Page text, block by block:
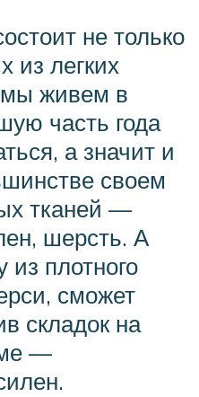
не только
из легких
мы живем в
часть года
а значит и
своем
тканей —
шерсть. А
из плотного
сможет
складок на
—